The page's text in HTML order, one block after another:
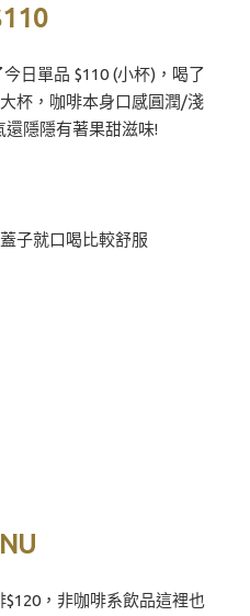
日單品 $110 (小杯)，喝了
杯，咖啡本身口感圓潤/淺
隱隱有著果甜滋味!
子就口喝比較舒服
$120，非咖啡系飲品這裡也